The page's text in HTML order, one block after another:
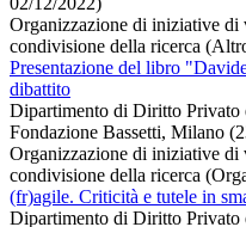
Organizzazione di iniziative di
condivisione della ricerca
Presentazione del libro
dibattito
Dipartimento di Diritto Privato
Fondazione Bassetti, Milano
Organizzazione di iniziative di
condivisione della ricerca
(fr)agile. Criticità e tutele in
Dipartimento di Diritto Privato